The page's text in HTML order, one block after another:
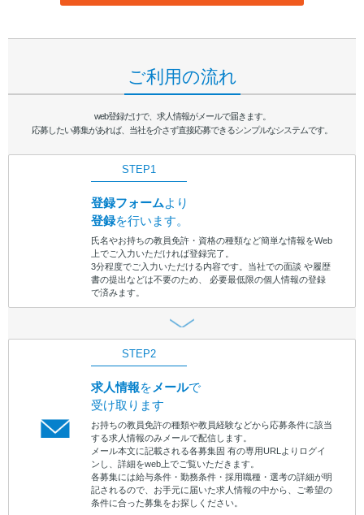
ご利用の流れ
web登録だけで、求人情報がメールで届きます。
応募したい募集があれば、当社を介さず直接応募できるシンプルなシステムです。
STEP1
登録フォームより
登録を行います。
氏名やお持ちの教員免許・資格の種類など簡単な情報をWeb
上でご入力いただければ登録完了。
3分程度でご入力いただける内容です。当社での面談 や履歴
書の提出などは不要のため、 必要最低限の個人情報の登録
で済みます。
STEP2
求人情報を メールで
受け取ります
お持ちの教員免許の種類や教員経験などから応募条件に該当
する求人情報のみメールで配信します。
メール本文に記載される各募集固 有の専用URLよりログイ
ンし、詳細をweb上でご覧いただきます。
各募集には給与条件・勤務条件・採用職種・選考の詳細が明
記されるので、お手元に届いた求人情報の中から、ご希望の
条件に合った募集をお探しください。